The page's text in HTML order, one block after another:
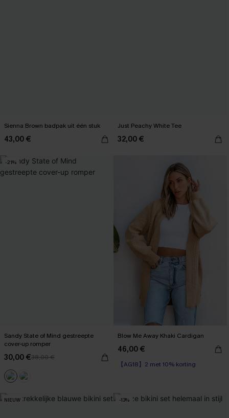
Sienna Brown badpak uit één stuk
43,00 €
Just Peachy White Tee
32,00 €
-21%
Sandy State of Mind gestreepte
cover-up romper
30,00 €38,00 €
Blow Me Away Khaki Cardigan
46,00 €
【AG18】2 met 10% korting
NIEUW -13%